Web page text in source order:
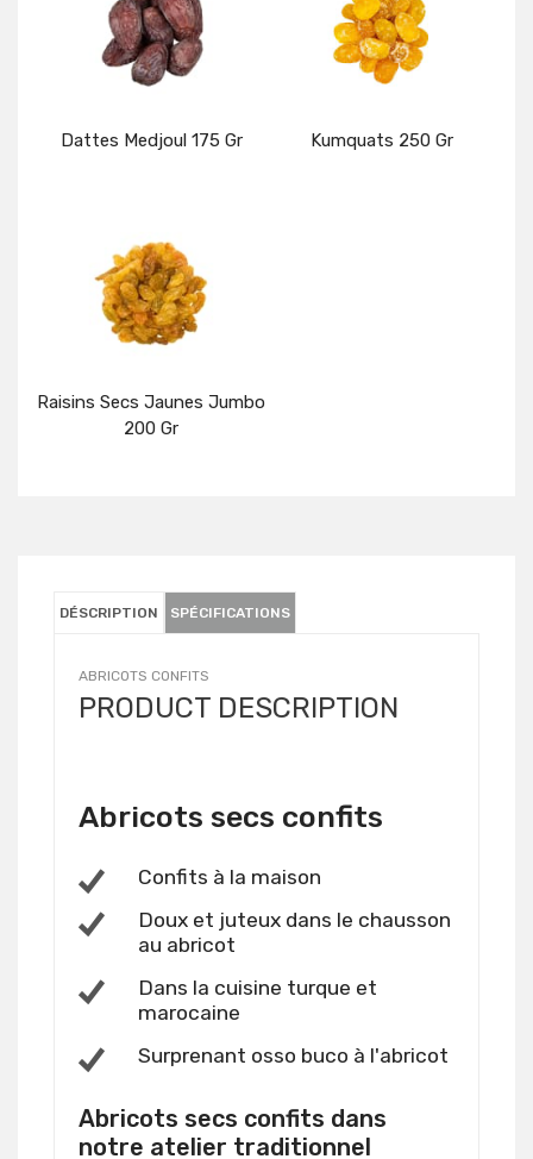
Dattes Medjoul 175 Gr
Détails
Kumquats 250 Gr
Raisins Secs Jaunes Jumbo
200 Gr
DÉSCRIPTION SPÉCIFICATIONS
ABRICOTS CONFITS
PRODUCT DESCRIPTION
Abricots secs confits
Confits à la maison
Doux et juteux dans le chausson
au abricot
Dans la cuisine turque et
marocaine
Surprenant osso buco à l'abricot
Abricots secs confits dans
notre atelier traditionnel